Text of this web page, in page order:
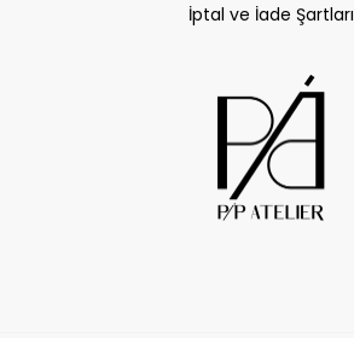
İptal ve İade Şartları